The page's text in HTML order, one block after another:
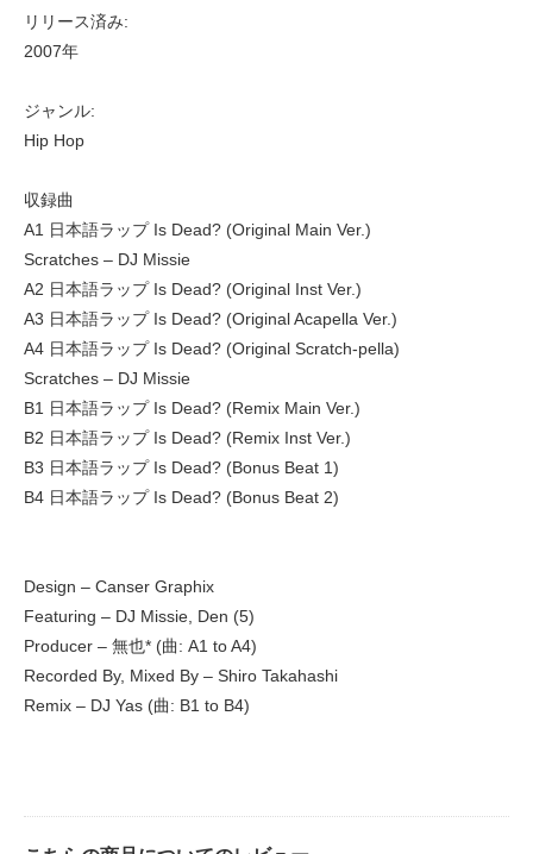
リリース済み:
2007年
ジャンル:
Hip Hop
収録曲
A1 日本語ラップ Is Dead? (Original Main Ver.)
Scratches – DJ Missie
A2 日本語ラップ Is Dead? (Original Inst Ver.)
A3 日本語ラップ Is Dead? (Original Acapella Ver.)
A4 日本語ラップ Is Dead? (Original Scratch-pella)
Scratches – DJ Missie
B1 日本語ラップ Is Dead? (Remix Main Ver.)
B2 日本語ラップ Is Dead? (Remix Inst Ver.)
B3 日本語ラップ Is Dead? (Bonus Beat 1)
B4 日本語ラップ Is Dead? (Bonus Beat 2)
Design – Canser Graphix
Featuring – DJ Missie, Den (5)
Producer – 無也* (曲: A1 to A4)
Recorded By, Mixed By – Shiro Takahashi
Remix – DJ Yas (曲: B1 to B4)